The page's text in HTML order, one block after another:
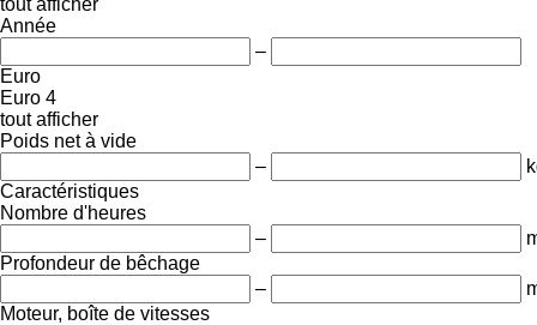
Année
–
Euro
Euro 4
tout afficher
Poids net à vide
–
Caractéristiques
Nombre d'heures
–
Profondeur de bêchage
–
Moteur, boîte de vitesses